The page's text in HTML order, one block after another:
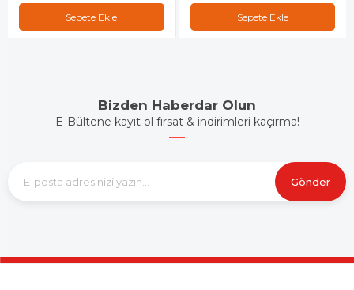
Sepete Ekle Sepete Ekle
Bizden Haberdar Olun
E-Bültene kayıt ol fırsat & indirimleri kaçırma!
Gönder